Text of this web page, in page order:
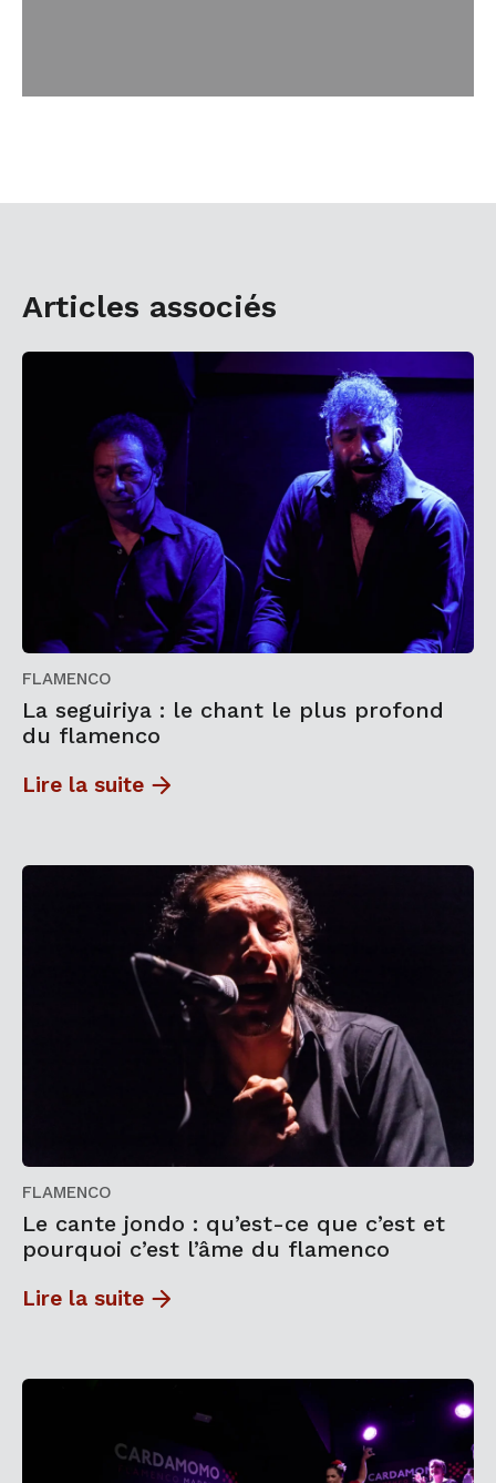
Articles associés
FLAMENCO
La seguiriya : le chant le plus profond
du flamenco
Lire la suite
FLAMENCO
Le cante jondo : qu’est-ce que c’est et
pourquoi c’est l’âme du flamenco
Lire la suite